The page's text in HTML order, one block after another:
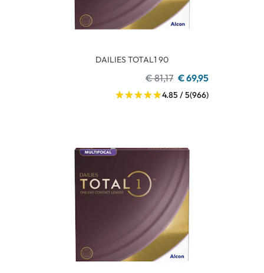
DAILIES TOTAL1 90
€ 81,17 € 69,95
4.85 / 5(966)